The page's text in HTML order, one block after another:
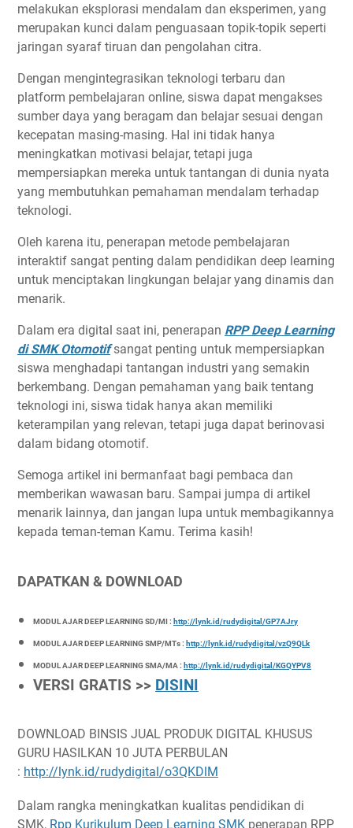
melakukan eksplorasi mendalam dan eksperimen, yang
merupakan kunci dalam penguasaan topik-topik seperti
jaringan syaraf tiruan dan pengolahan citra.
Dengan mengintegrasikan teknologi terbaru dan
platform pembelajaran online, siswa dapat mengakses
sumber daya yang beragam dan belajar sesuai dengan
kecepatan masing-masing. Hal ini tidak hanya
meningkatkan motivasi belajar, tetapi juga
mempersiapkan mereka untuk tantangan di dunia nyata
yang membutuhkan pemahaman mendalam terhadap
teknologi.
Oleh karena itu, penerapan metode pembelajaran
interaktif sangat penting dalam pendidikan deep learning
untuk menciptakan lingkungan belajar yang dinamis dan
menarik.
Dalam era digital saat ini, penerapan RPP Deep Learning
di SMK Otomotif sangat penting untuk mempersiapkan
siswa menghadapi tantangan industri yang semakin
berkembang. Dengan pemahaman yang baik tentang
teknologi ini, siswa tidak hanya akan memiliki
keterampilan yang relevan, tetapi juga dapat berinovasi
dalam bidang otomotif.
Semoga artikel ini bermanfaat bagi pembaca dan
memberikan wawasan baru. Sampai jumpa di artikel
menarik lainnya, dan jangan lupa untuk membagikannya
kepada teman-teman Kamu. Terima kasih!
DAPATKAN & DOWNLOAD
MODUL AJAR DEEP LEARNING SD/MI : http://lynk.id/rudydigital/GP7AJry
MODUL AJAR DEEP LEARNING SMP/MTs : http://lynk.id/rudydigital/vzQ9QLk
MODUL AJAR DEEP LEARNING SMA/MA : http://lynk.id/rudydigital/KGQYPV8
VERSI GRATIS >> DISINI
DOWNLOAD BINSIS JUAL PRODUK DIGITAL KHUSUS
GURU HASILKAN 10 JUTA PERBULAN
: http://lynk.id/rudydigital/o3QKDlM
Dalam rangka meningkatkan kualitas pendidikan di
SMK, Rpp Kurikulum Deep Learning SMK penerapan RPP